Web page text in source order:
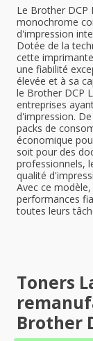
Le Brother DCP
monochrome
d'impression
Dotée de la
cette
une fiabilité
élevée et à sa
le Brother DCP
entreprises
d'impression.
packs de
économique
soit pour des
professionnels,
qualité
Avec ce
performances
toutes leurs
Toners
Brother